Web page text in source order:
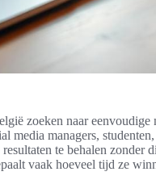
zoeken naar
media managers,
te behalen zonder
vaak hoeveel tijd ze